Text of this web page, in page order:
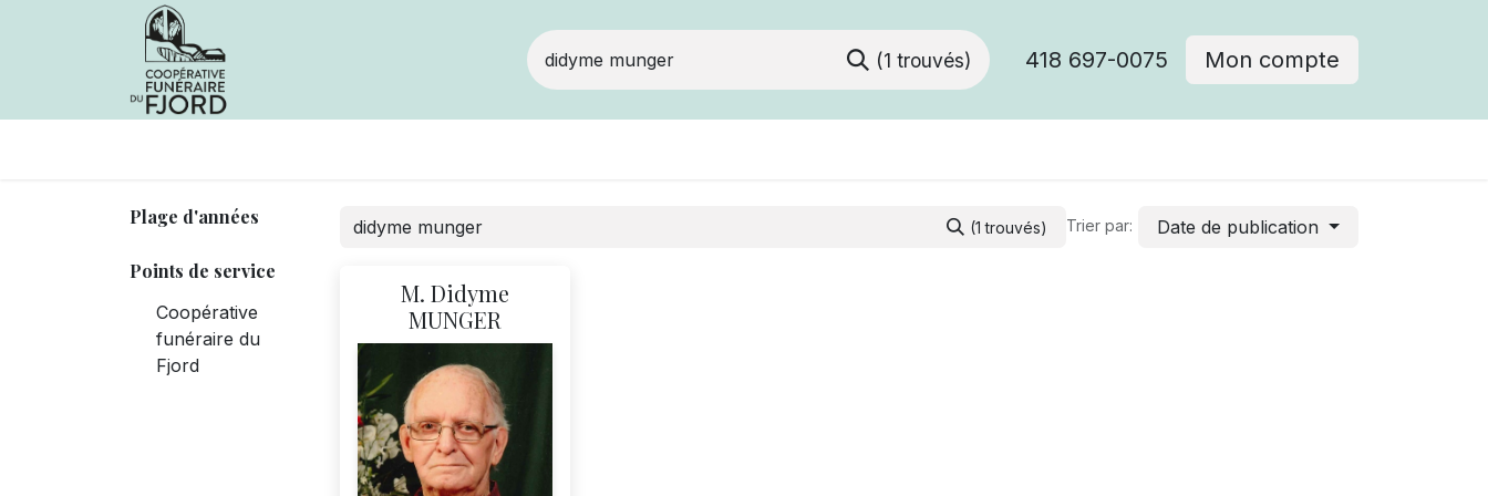
(1 trouvés) 418 697-0075 Mon compte
Plage d'années
Points de service
Coopérative
funéraire du
Fjord
(1 trouvés) Trier par: Date de publication
M. Didyme
MUNGER